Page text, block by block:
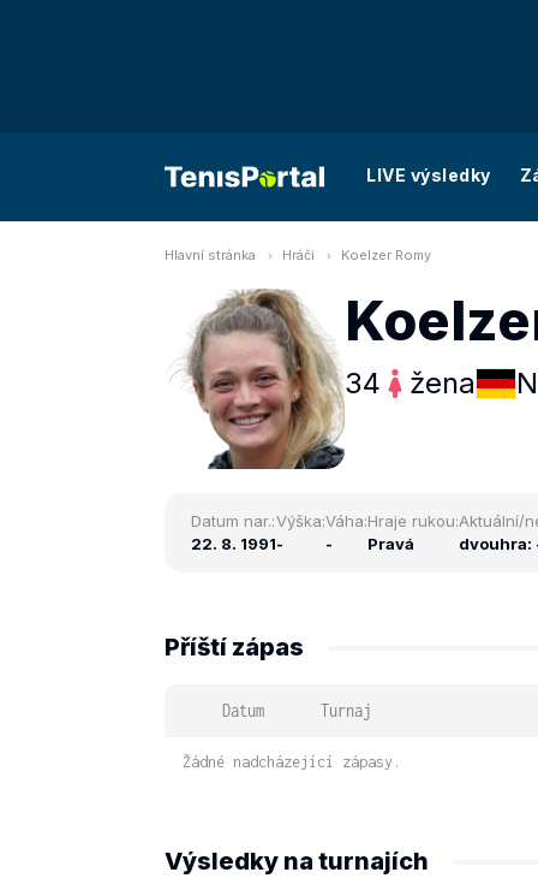
LIVE výsledky
Hlavní stránka Hráči Koelzer Romy
34 žena
Datum nar.:
22. 8. 1991
Výška:
-
Váha:
-
Hraje rukou:
Pravá
Aktuální/
dvouhra:
Příští zápas
Datum Turnaj
Žádné nadcházející zápasy.
Výsledky na turnajích